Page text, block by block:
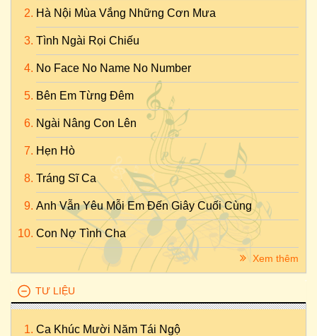
Hà Nội Mùa Vắng Những Cơn Mưa
Tình Ngài Rọi Chiếu
No Face No Name No Number
Bên Em Từng Đêm
Ngài Nâng Con Lên
Hẹn Hò
Tráng Sĩ Ca
Anh Vẫn Yêu Mỗi Em Đến Giây Cuối Cùng
Con Nợ Tình Cha
Xem thêm
TƯ LIỆU
Ca Khúc Mười Năm Tái Ngộ